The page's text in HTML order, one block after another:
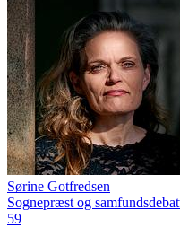
Sørine Gotfredsen
Sognepræst og
59